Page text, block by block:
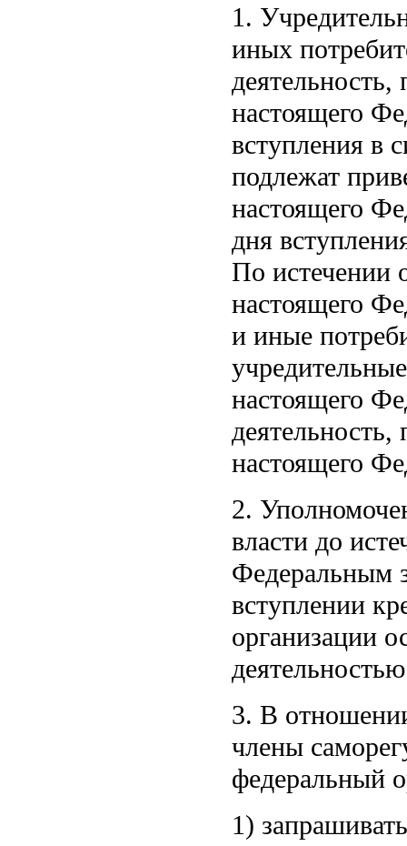
1.
иных
настоящего
вступления в
подлежат
настоящего
дня
По истечении
настоящего
и иные
настоящего
настоящего
2.
власти до
Федеральным
вступлении
организации
3. В
члены
федеральный
1)